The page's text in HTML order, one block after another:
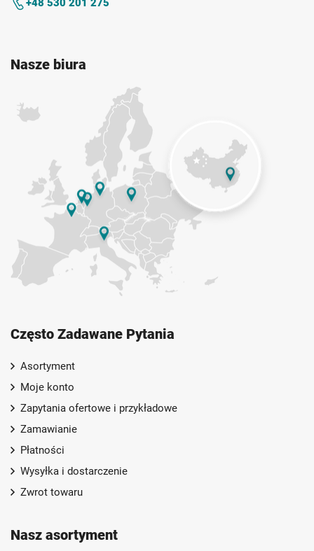
Nasze biura
Często Zadawane Pytania
Asortyment
Moje konto
Zapytania ofertowe i przykładowe
Zamawianie
Płatności
Wysyłka i dostarczenie
Zwrot towaru
Nasz asortyment